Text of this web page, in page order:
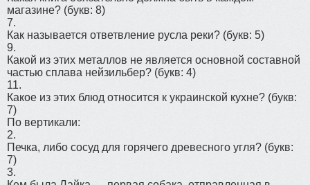
магазине? (букв: 8)
7.
Как называется ответвление русла реки? (букв: 5)
9.
Какой из этих металлов не является основной составной
частью сплава нейзильбер? (букв: 4)
11.
Какое из этих блюд относится к украинской кухне? (букв:
7)
По вертикали:
2.
Печка, либо сосуд для горячего древесного угля? (букв:
7)
3.